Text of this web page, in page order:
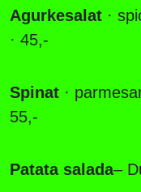
Agurkesalat ·
· 45,-
Spinat ·
55,-
Patata salada–